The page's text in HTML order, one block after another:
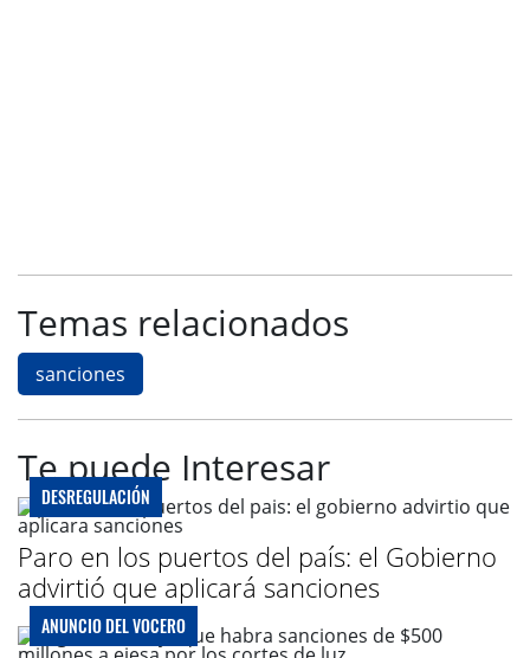
Temas relacionados
sanciones
Te puede Interesar
DESREGULACIÓN
Paro en los puertos del país: el Gobierno
advirtió que aplicará sanciones
ANUNCIO DEL VOCERO